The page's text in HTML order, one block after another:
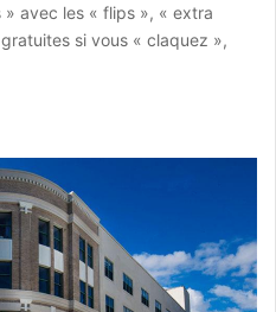
avec les « flips », « extra
si vous « claquez »,